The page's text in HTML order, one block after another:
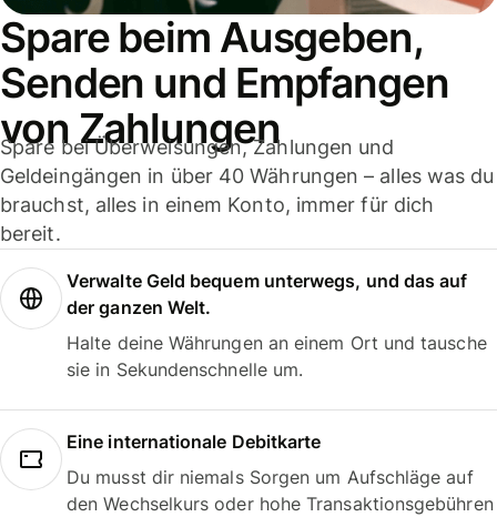
Spare beim Ausgeben,
Senden und Empfangen
von Zahlungen
Spare bei Überweisungen, Zahlungen und
Geldeingängen in über 40 Währungen – alles was du
brauchst, alles in einem Konto, immer für dich
bereit.
Verwalte Geld bequem unterwegs, und das auf
der ganzen Welt.
Halte deine Währungen an einem Ort und tausche
sie in Sekundenschnelle um.
Eine internationale Debitkarte
Du musst dir niemals Sorgen um Aufschläge auf
den Wechselkurs oder hohe Transaktionsgebühren